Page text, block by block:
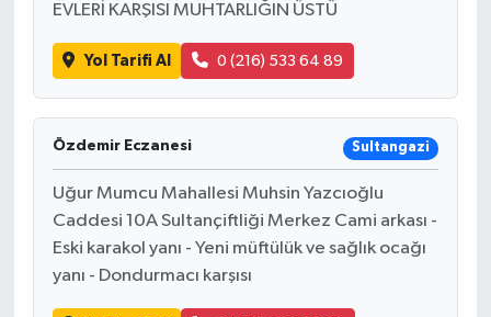
EVLERİ KARŞISI MUHTARLIĞIN ÜSTÜ
Yol Tarifi Al 0 (216) 533 64 89
Özdemir Eczanesi Sultangazi
Uğur Mumcu Mahallesi Muhsin Yazcıoğlu
Caddesi 10A Sultançiftliği Merkez Cami arkası -
Eski karakol yanı - Yeni müftülük ve sağlık ocağı
yanı - Dondurmacı karşısı